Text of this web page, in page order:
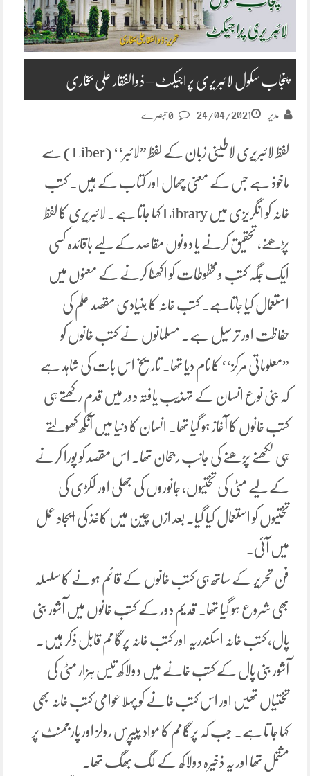
پنجاب سکول لائبریری پراجیکٹ – ذوالفقار علی بخاری
مدیر 24/04/2021
لفظ لائبریری لاطینی زبان کے لفظ ”لائبر‘‘ (Liber) سے
ماخوذ ہے جس کے معنی چھال اور کتاب کے ہیں۔ کتب
خانہ کو انگریزی میں Library کہا جاتا ہے. لائبریری کا لفظ
پڑھنے، تحقیق کرنے یا دونوں مقاصد کے لیے باقائدہ کسی
ایک جگہ کتب ومخطوطات کو اکھٹا کرنے کے معنوں میں
استعمال کیا جاتاہے۔ کتب خانہ کا بنیادی مقصد علم کی
حفاظت اور ترسیل ہے۔ مسلمانوں نے کتب خانوں کو
”معلوماتی مرکز‘‘ کا نام دیا تھا۔ تاریخ اس بات کی شاہد ہے
کہ بنی نوع انسان کے تہذیب یافتہ دور میں قدم رکھتے ہی
کتب خانوں کا آغاز ہو گیا تھا۔ انسان کا دنیا میں آنکھ کھولتے
ہی لکھنے پڑھنے کی جانب رجحان تھا۔ اس مقصد کو پورا کرنے
کے لیے مٹی کی تختیوں، جانوروں کی جھلی اور لکڑی کی
تختیوں کو استعمال کیا گیا. بعد ازں چین میں کاغذ کی ایجاد عمل
میں آئی۔
فن تحریر کے ساتھ ہی کتب خانوں کے قائم ہونے کا سلسلہ
بھی شروع ہو گیا تھا۔ قدیم دور کے کتب خانوں میں آشور بنی
پال، کتب خانہ اسکندریہ اور کتب خانہ پرگامم قابل ذکر ہیں۔
آشور بنی پال کے کتب خانے میں دولاکھ تیس ہزار مٹی کی
تختیاں تھیں اور اس کتب خانے کو پہلا عوامی کتب خانہ بھی
کہا جا تا ہے۔ جب کہ پرگامم کا مواد پیپرس رولز اور پارجمنٹ پر
مشتمل تھا اور یہ ذخیرہ دولاکھ کے لگ بھگ تھا۔